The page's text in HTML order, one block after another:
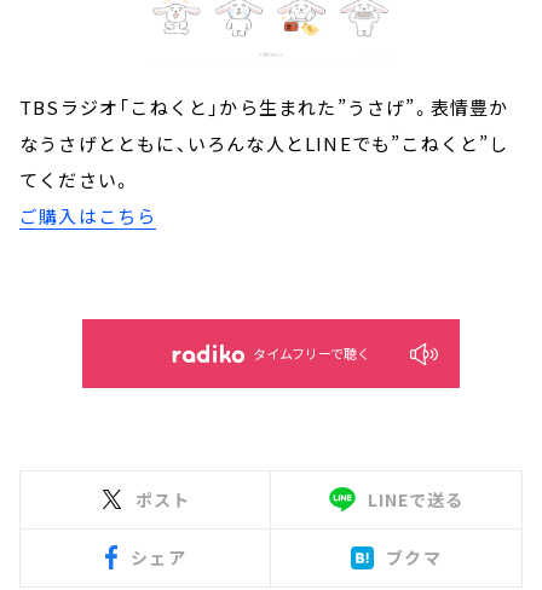
TBSラジオ「こねくと」から生まれた”うさげ”。表情豊か
なうさげとともに、いろんな人とLINEでも”こねくと”し
てください。
ご購入はこちら
タイムフリーで聴く
ポスト LINEで送る
シェア ブクマ